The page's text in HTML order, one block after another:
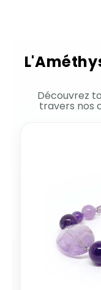
Découvrez
travers nos